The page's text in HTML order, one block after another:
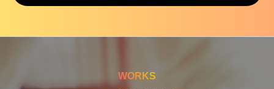
WORKS